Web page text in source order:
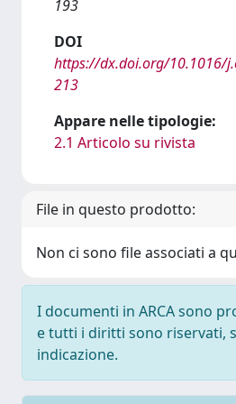
193
DOI
https://dx.doi.org/10.1016/
213
Appare nelle tipologie:
2.1 Articolo su rivista
File in questo prodotto:
Non ci sono file associati a
I documenti in ARCA sono
e tutti i diritti sono riservati,
indicazione.